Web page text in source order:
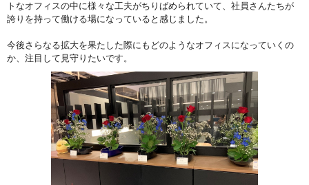
トなオフィスの中に様々な工夫がちりばめられていて、社員さんたちが
誇りを持って働ける場になっていると感じました。
今後さらなる拡大を果たした際にもどのようなオフィスになっていくの
か、注目して見守りたいです。